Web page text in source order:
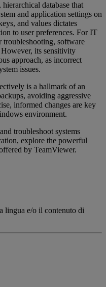
database that
and application settings on
and values dictates
to user preferences. For IT
software
its sensitivity
approach, as incorrect
issues.
is a hallmark of an
avoiding aggressive
informed changes are key
environment.
troubleshoot systems
explore the powerful
by TeamViewer.
lingua e/o il contenuto di